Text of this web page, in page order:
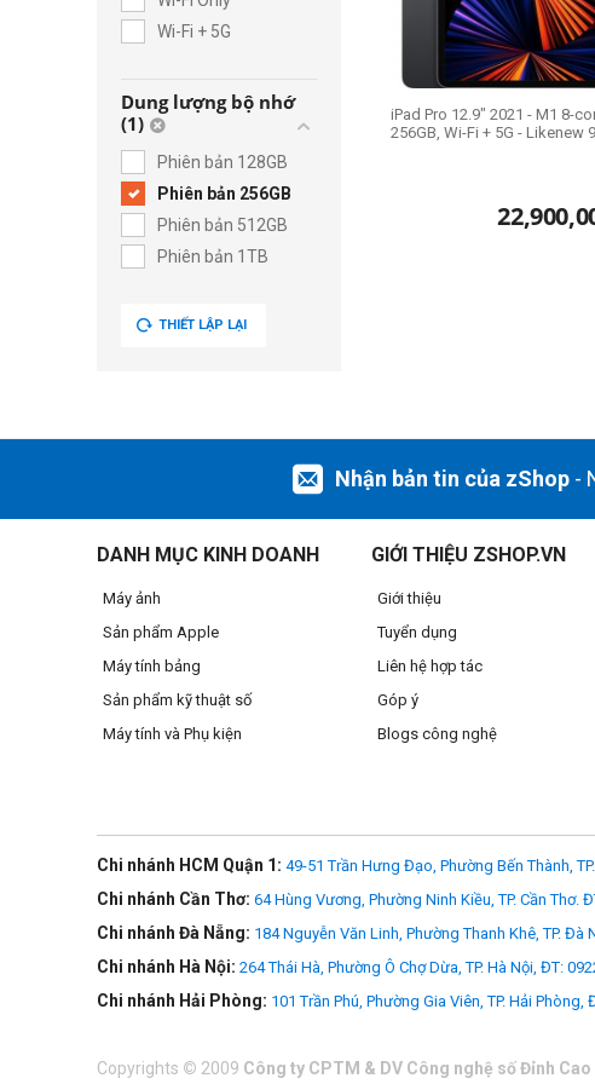
Wi-Fi + 5G
Dung lượng bộ nhớ
(1)
Phiên bản 128GB
Phiên bản 256GB
Phiên bản 512GB
Phiên bản 1TB
THIẾT LẬP LẠI
iPad Pro 12.9" 2021 - M1 8-
256GB, Wi-Fi + 5G - Likenew
Nhận bản tin của zShop -
DANH MỤC KINH DOANH
Máy ảnh
Sản phẩm Apple
Máy tính bảng
Sản phẩm kỹ thuật số
Máy tính và Phụ kiện
GIỚI THIỆU ZSHOP.VN
Giới thiệu
Tuyển dụng
Liên hệ hợp tác
Góp ý
Blogs công nghệ
Chi nhánh HCM Quận 1: 49-51 Trần Hưng Đạo, Phường Bến Thành,
Chi nhánh Cần Thơ: 64 Hùng Vương, Phường Ninh Kiều, TP. Cần Thơ.
Chi nhánh Đà Nẵng: 184 Nguyễn Văn Linh, Phường Thanh Khê, TP. Đà
Chi nhánh Hà Nội: 264 Thái Hà, Phường Ô Chợ Dừa, TP. Hà Nội, ĐT:
Chi nhánh Hải Phòng: 101 Trần Phú, Phường Gia Viên, TP. Hải Phòng,
Copyrights © 2009 Công ty CPTM & DV Công nghệ số Đỉnh